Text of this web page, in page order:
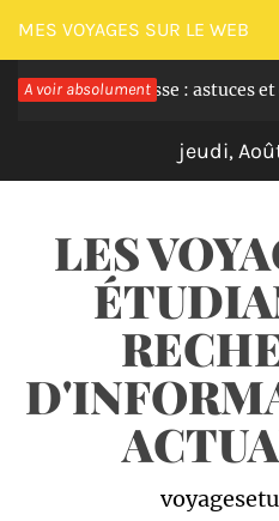
Passer
au
contenu
MES VOYAGES SUR LE WEB
A voir absolument
grossesse : astuces et
jeudi,
LES